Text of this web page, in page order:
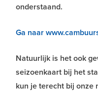
onderstaand.
Ga naar
Natuurlijk is het ook
seizoenkaart bij het
kun je terecht bij onze